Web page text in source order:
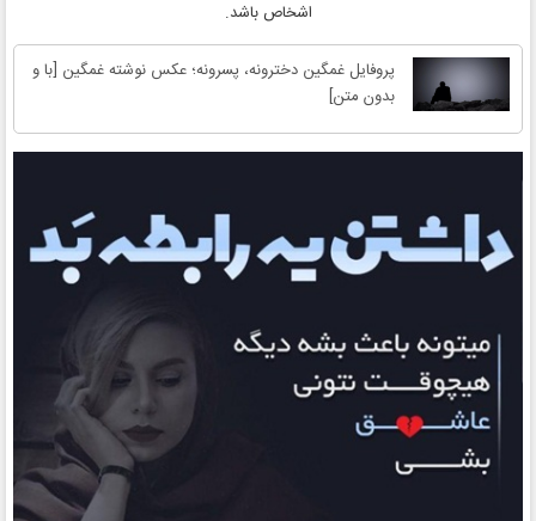
اشخاص باشد.
پروفایل غمگین دخترونه، پسرونه؛ عکس نوشته غمگین [با و
بدون متن]